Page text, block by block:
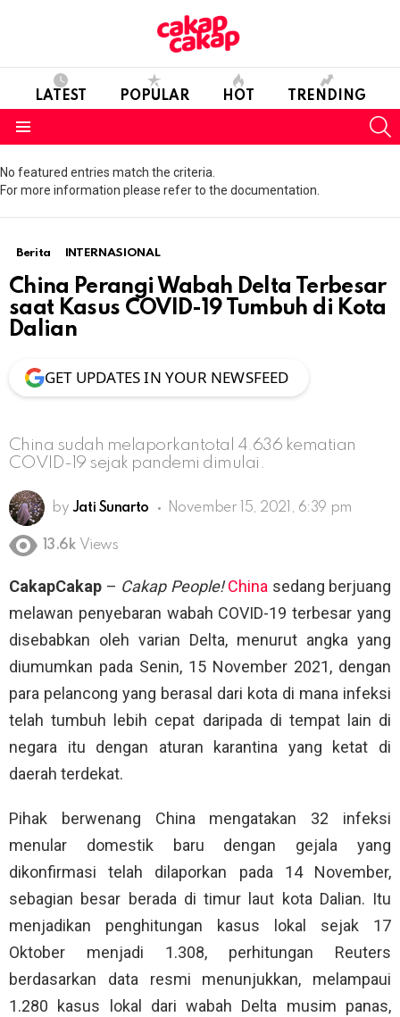
LATEST POPULAR HOT TRENDING
No featured entries match the criteria.
For more information please refer to the documentation.
Berita INTERNASIONAL
China Perangi Wabah Delta Terbesar
saat Kasus COVID-19 Tumbuh di Kota
Dalian
GET UPDATES IN YOUR NEWSFEED
China sudah melaporkantotal 4.636 kematian
COVID-19 sejak pandemi dimulai.
by Jati Sunarto November 15, 2021, 6:39 pm
13.6k Views
CakapCakap – Cakap People! China sedang berjuang
melawan penyebaran wabah COVID-19 terbesar yang
disebabkan oleh varian Delta, menurut angka yang
diumumkan pada Senin, 15 November 2021, dengan
para pelancong yang berasal dari kota di mana infeksi
telah tumbuh lebih cepat daripada di tempat lain di
negara itu dengan aturan karantina yang ketat di
daerah terdekat.
Pihak berwenang China mengatakan 32 infeksi
menular domestik baru dengan gejala yang
dikonfirmasi telah dilaporkan pada 14 November,
sebagian besar berada di timur laut kota Dalian. Itu
menjadikan penghitungan kasus lokal sejak 17
Oktober menjadi 1.308, perhitungan Reuters
berdasarkan data resmi menunjukkan, melampaui
1.280 kasus lokal dari wabah Delta musim panas,